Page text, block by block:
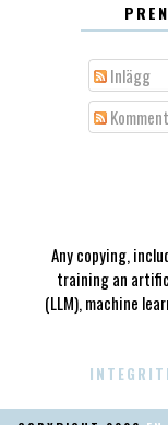
Inlägg
Any copying,
training an
(LLM), machine